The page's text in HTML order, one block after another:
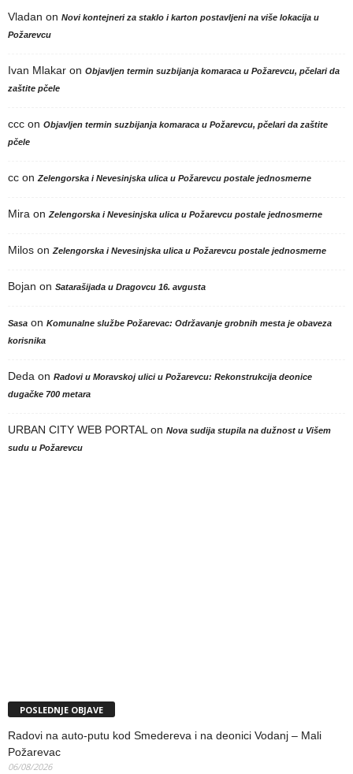
Vladan on Novi kontejneri za staklo i karton postavljeni na više lokacija u
Požarevcu
Ivan Mlakar on Objavljen termin suzbijanja komaraca u Požarevcu, pčelari da
zaštite pčele
ccc on Objavljen termin suzbijanja komaraca u Požarevcu, pčelari da zaštite
pčele
cc on Zelengorska i Nevesinjska ulica u Požarevcu postale jednosmerne
Mira on Zelengorska i Nevesinjska ulica u Požarevcu postale jednosmerne
Milos on Zelengorska i Nevesinjska ulica u Požarevcu postale jednosmerne
Bojan on Satarašijada u Dragovcu 16. avgusta
Sasa on Komunalne službe Požarevac: Održavanje grobnih mesta je obaveza
korisnika
Deda on Radovi u Moravskoj ulici u Požarevcu: Rekonstrukcija deonice
dugačke 700 metara
URBAN CITY WEB PORTAL on Nova sudija stupila na dužnost u Višem
sudu u Požarevcu
POSLEDNJE OBJAVE
Radovi na auto-putu kod Smedereva i na deonici Vodanj – Mali
Požarevac
06/08/2026